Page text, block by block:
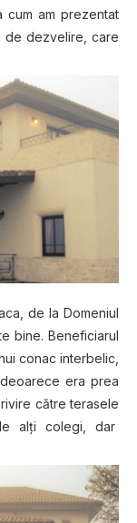
cum am prezentat
de dezvelire, care
de la Domeniul
bine. Beneficiarul
conac interbelic,
era prea
către terasele
alți colegi, dar